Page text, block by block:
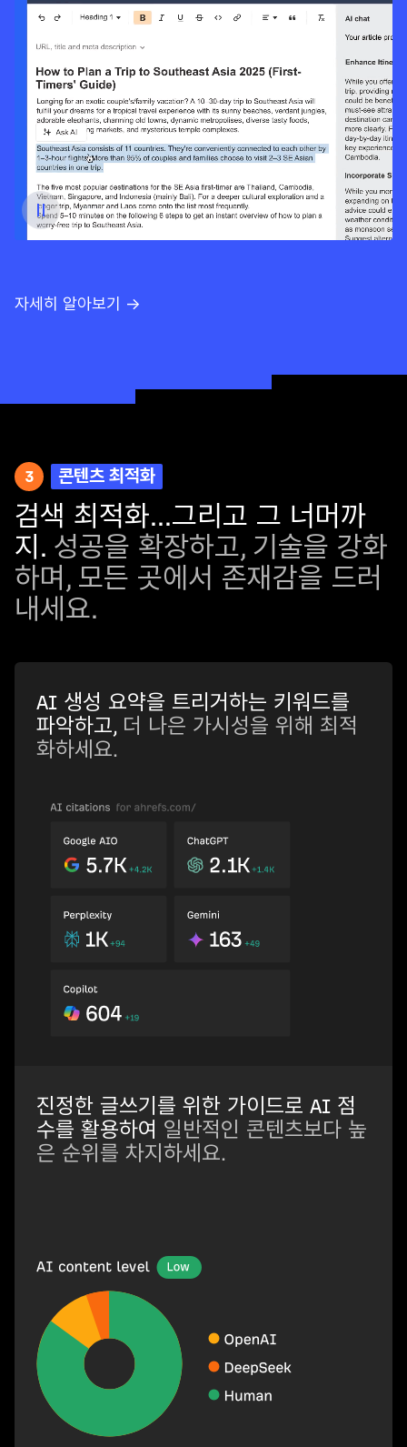
자세히 알아보기 →
3 콘텐츠 최적화
검색 최적화...그리고 그 너머까
지. 성공을 확장하고, 기술을 강화
하며, 모든 곳에서 존재감을 드러
내세요.
AI 생성 요약을 트리거하는 키워드를
파악하고,더 나은 가시성을 위해 최적
화하세요.
진정한 글쓰기를 위한 가이드로 AI 점
수를 활용하여 일반적인 콘텐츠보다 높
은 순위를 차지하세요.